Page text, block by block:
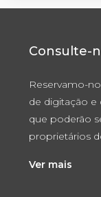
Consulte-
Reservamo-
de digitação e
que poderão
proprietários
Ver mais